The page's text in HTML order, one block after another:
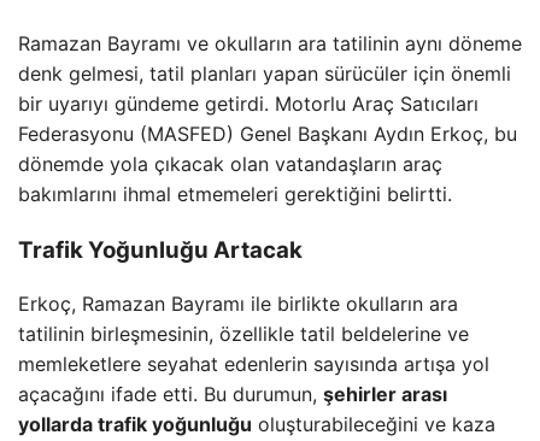
Ramazan Bayramı ve okulların ara tatilinin aynı döneme
denk gelmesi, tatil planları yapan sürücüler için önemli
bir uyarıyı gündeme getirdi. Motorlu Araç Satıcıları
Federasyonu (MASFED) Genel Başkanı Aydın Erkoç, bu
dönemde yola çıkacak olan vatandaşların araç
bakımlarını ihmal etmemeleri gerektiğini belirtti.
Trafik Yoğunluğu Artacak
Erkoç, Ramazan Bayramı ile birlikte okulların ara
tatilinin birleşmesinin, özellikle tatil beldelerine ve
memleketlere seyahat edenlerin sayısında artışa yol
açacağını ifade etti. Bu durumun, şehirler arası
yollarda trafik yoğunluğu oluşturabileceğini ve kaza